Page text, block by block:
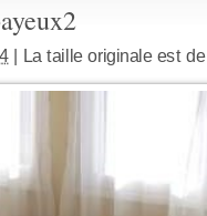
| La taille originale est de